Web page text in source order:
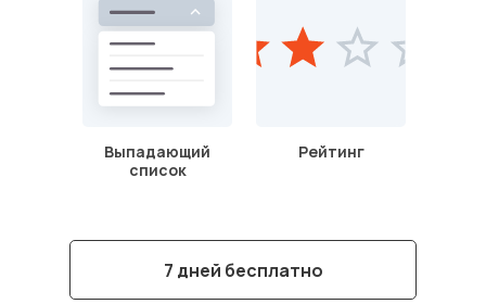
7 дней бесплатно
Рейтинг
Выпадающий
список